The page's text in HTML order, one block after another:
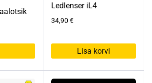
Ledlenser iL4
34,90 €
Lisa korvi